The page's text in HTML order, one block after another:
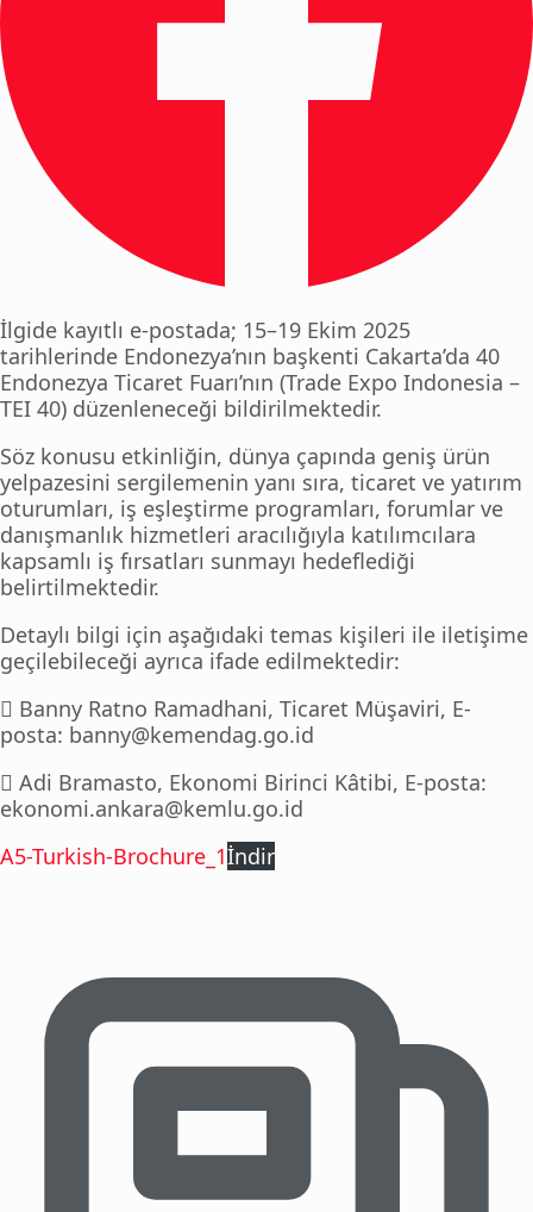
İlgide kayıtlı e-postada; 15–19 Ekim 2025
tarihlerinde Endonezya’nın başkenti Cakarta’da 40
Endonezya Ticaret Fuarı’nın (Trade Expo Indonesia –
TEI 40) düzenleneceği bildirilmektedir.
Söz konusu etkinliğin, dünya çapında geniş ürün
yelpazesini sergilemenin yanı sıra, ticaret ve yatırım
oturumları, iş eşleştirme programları, forumlar ve
danışmanlık hizmetleri aracılığıyla katılımcılara
kapsamlı iş fırsatları sunmayı hedeflediği
belirtilmektedir.
Detaylı bilgi için aşağıdaki temas kişileri ile iletişime
geçilebileceği ayrıca ifade edilmektedir:
 Banny Ratno Ramadhani, Ticaret Müşaviri, E-
posta: banny@kemendag.go.id
 Adi Bramasto, Ekonomi Birinci Kâtibi, E-posta:
ekonomi.ankara@kemlu.go.id
A5-Turkish-Brochure_1İndir